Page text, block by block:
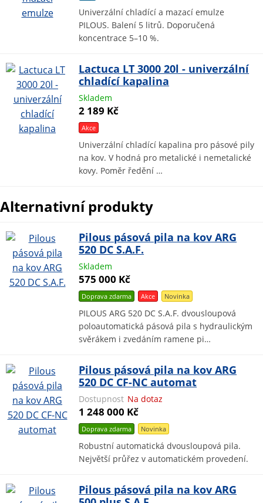
Univerzální chladící a mazací emulze
PILOUS. Balení 5 litrů. Doporučená
koncentrace 5–10 %.
Lactuca LT 3000 20l - univerzální
chladící kapalina
Skladem
2 189 Kč
Akce
Univerzální chladící kapalina pro pásové pily
na kov. V hodná pro metalické i nemetalické
kovy. Poměr ředění …
Alternativní produkty
Pilous pásová pila na kov ARG
520 DC S.A.F.
Skladem
575 000 Kč
Doprava zdarma Akce Novinka
PILOUS ARG 520 DC S.A.F. dvousloupová
poloautomatická pásová pila s hydraulickým
svěrákem i zvedáním ramene pi…
Pilous pásová pila na kov ARG
520 DC CF-NC automat
Dostupnost Na dotaz
1 248 000 Kč
Doprava zdarma Novinka
Robustní automatická dvousloupová pila.
Největší průřez v automatickém provedení.
Pilous pásová pila na kov ARG